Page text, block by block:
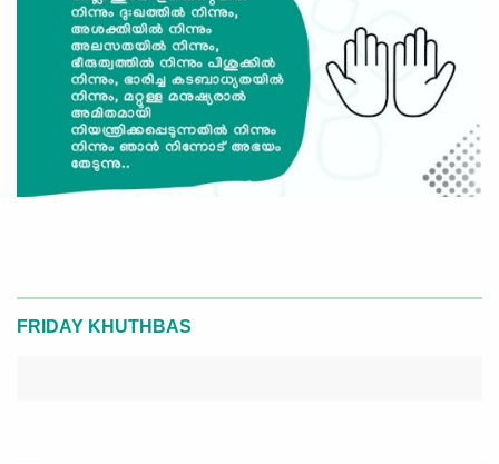
FRIDAY KHUTHBAS